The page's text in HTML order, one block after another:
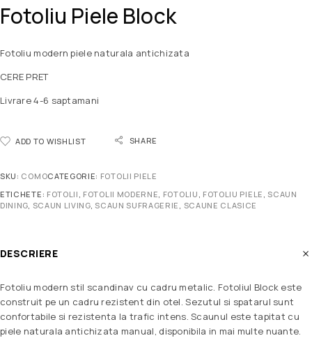
Fotoliu Piele Block
Fotoliu modern piele naturala antichizata
CERE PRET
Livrare 4-6 saptamani
ADD TO WISHLIST SHARE
SKU: COMOCATEGORIE: FOTOLII PIELE
ETICHETE: FOTOLII FOTOLII MODERNE FOTOLIU FOTOLIU PIELE SCAUN
DINING SCAUN LIVING, SCAUN SUFRAGERIE SCAUNE CLASICE
DESCRIERE
Fotoliu modern stil scandinav cu cadru metalic. Fotoliul Block este
construit pe un cadru rezistent din otel. Sezutul si spatarul sunt
confortabile si rezistenta la trafic intens. Scaunul este tapitat cu
piele naturala antichizata manual, disponibila in mai multe nuante.